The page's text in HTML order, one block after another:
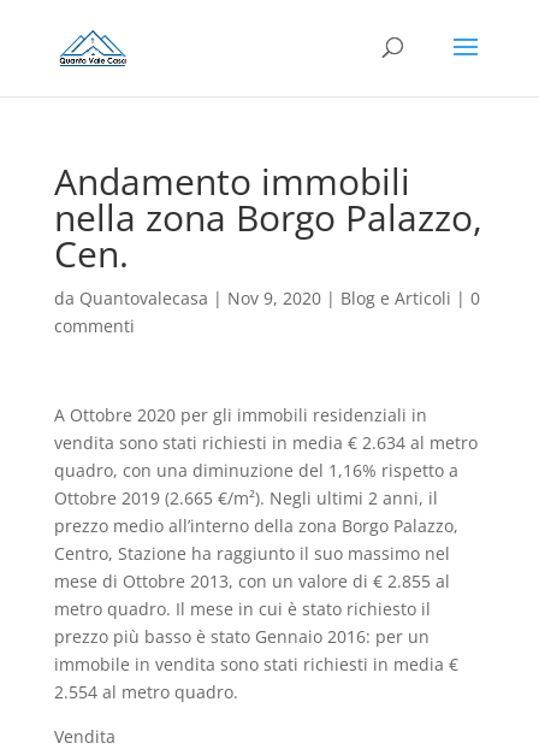
Andamento immobili
nella zona Borgo Palazzo,
Cen.
da Quantovalecasa | Nov 9, 2020| Blog e Articoli | 0
commenti
A Ottobre 2020 per gli immobili residenziali in
vendita sono stati richiesti in media € 2.634 al metro
quadro, con una diminuzione del 1,16% rispetto a
Ottobre 2019 (2.665 €/m²). Negli ultimi 2 anni, il
prezzo medio all’interno della zona Borgo Palazzo,
Centro, Stazione ha raggiunto il suo massimo nel
mese di Ottobre 2013, con un valore di € 2.855 al
metro quadro. Il mese in cui è stato richiesto il
prezzo più basso è stato Gennaio 2016: per un
immobile in vendita sono stati richiesti in media €
2.554 al metro quadro.
Vendita